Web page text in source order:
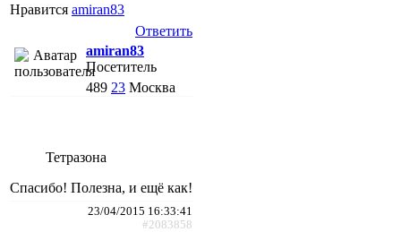
Нравится amiran83
Ответить
amiran83
Посетитель
489 23 Москва
Тетразона
Спасибо! Полезна, и ещё как!
23/04/2015 16:33:41
#2083858